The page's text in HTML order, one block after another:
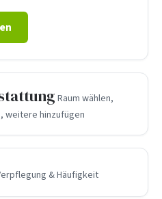
Raum wählen,
weitere hinzufügen
& Häufigkeit